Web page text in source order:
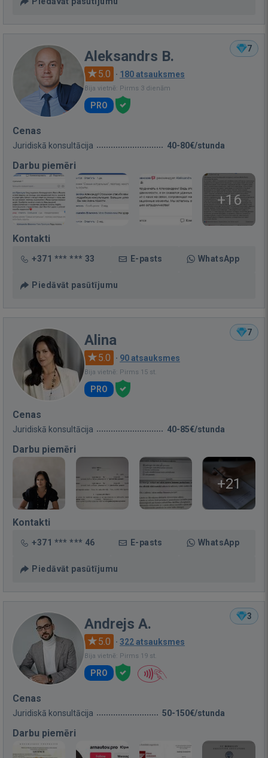
7
Aleksandrs B.
5.0 · 180 atsauksmes
Bija vietnē: Pirms 3 dienām
PRO
Cenas
Juridiskā konsultācija 40-80€/stunda
Darbu piemēri
+16
Kontakti
+371 *** *** 33 E-pasts WhatsApp
Piedāvāt pasūtījumu
7
Alina
5.0 · 90 atsauksmes
Bija vietnē: Pirms 15 st.
PRO
Cenas
Juridiskā konsultācija 40-85€/stunda
Darbu piemēri
+21
Kontakti
+371 *** *** 46 E-pasts WhatsApp
Piedāvāt pasūtījumu
3
Andrejs A.
5.0 · 322 atsauksmes
Bija vietnē: Pirms 19 st.
PRO
Cenas
Juridiskā konsultācija 50-150€/stunda
Darbu piemēri